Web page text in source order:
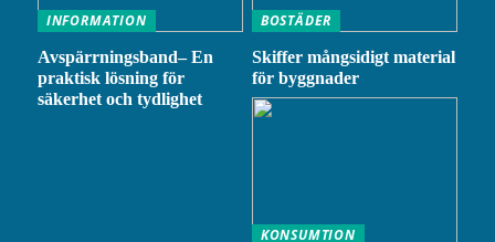
INFORMATION
Avspärrningsband– En
praktisk lösning för
säkerhet och tydlighet
BOSTÄDER
Skiffer mångsidigt material
för byggnader
KONSUMTION